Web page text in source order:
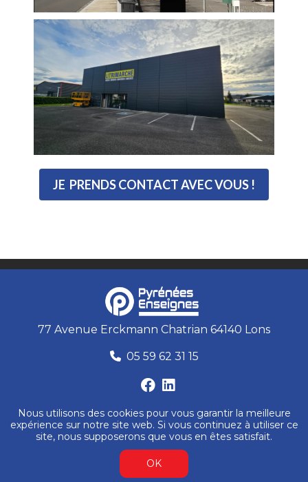
JE PRENDS CONTACT AVEC VOUS !
77 Avenue Erckmann Chatrian 64140 Lons
05 59 62 31 15
Tous droits réservés © 2025 Pyrenées Enseignes -
Mentions Légales
Nous utilisons des cookies pour vous garantir la meilleure
expérience sur notre site web. Si vous continuez à utiliser ce
site, nous supposerons que vous en êtes satisfait.
OK